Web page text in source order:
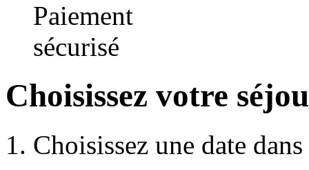
Paiement
sécurisé
Choisissez votre
1. Choisissez une date